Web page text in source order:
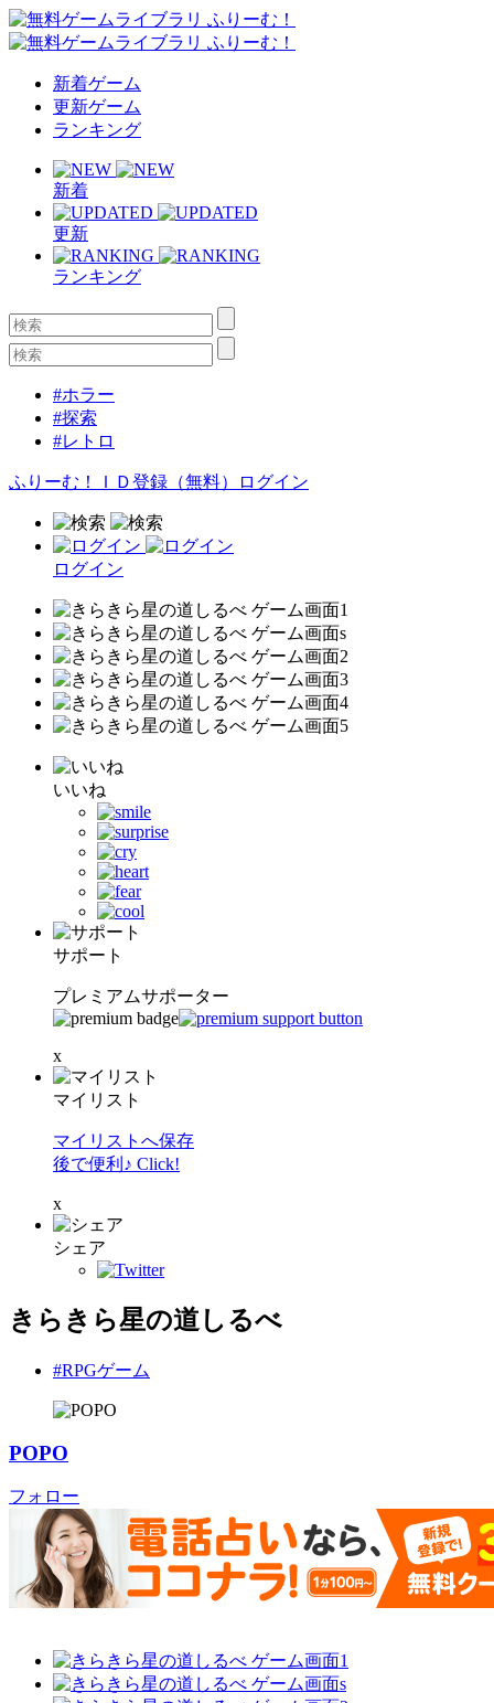
新着ゲーム
更新ゲーム
ランキング
新着
更新
ランキング
#ホラー
#探索
#レトロ
ふりーむ！ＩＤ登録（無料） ログイン
ログイン
いいね
サポート
プレミアムサポーター
x
マイリスト
マイリストへ保存
後で便利♪ Click!
x
シェア
きらきら星の道しるべ
#RPGゲーム
POPO
フォロー